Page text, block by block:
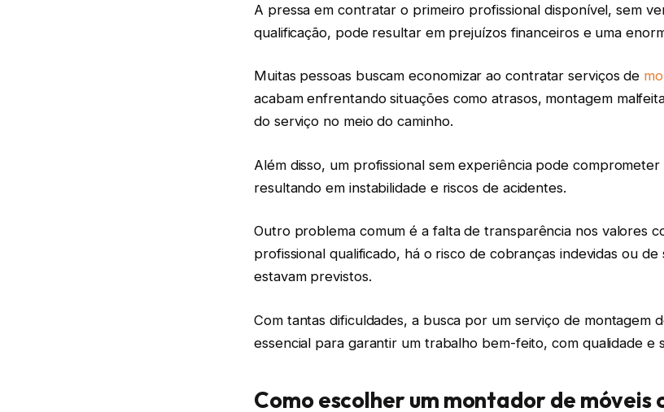
A pressa em contratar o primeiro profissional disponível, sem
qualificação, pode resultar em prejuízos financeiros e uma
Muitas pessoas buscam economizar ao contratar serviços de
acabam enfrentando situações como atrasos, montagem
do serviço no meio do caminho.
Além disso, um profissional sem experiência pode
resultando em instabilidade e riscos de acidentes.
Outro problema comum é a falta de transparência nos valores
profissional qualificado, há o risco de cobranças indevidas ou
estavam previstos.
Com tantas dificuldades, a busca por um serviço de montagem
essencial para garantir um trabalho bem-feito, com qualidade e
Como escolher um montador de móveis